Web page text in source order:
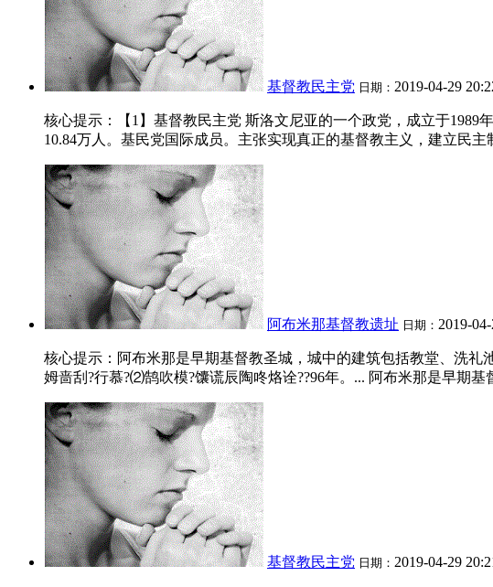
基督教民主党 日期： 2019-04-29
核心提示：【1】基督教民主党 斯洛文尼亚的一个政党，成立于1989
10.84万人。基民党国际成员。主张实现真正的基督教主义，建立民主
阿布米那基督教遗址 日期： 2019-
核心提示：阿布米那是早期基督教圣城，城中的建筑包括教堂、洗
姆啬刮?行慕?⑵鹄吹模?馕谎辰陶咚烙诠??96年。... 阿布米那是早期基
基督教民主党 日期： 2019-04-29